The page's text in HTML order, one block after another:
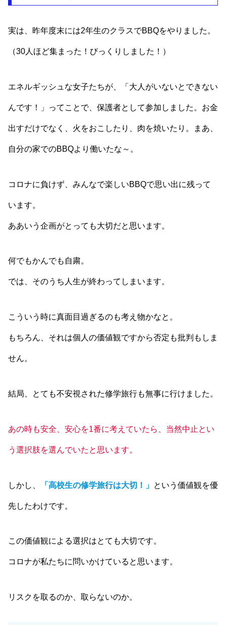
実は、昨年度末には2年生のクラスでBBQをやりました。
（30人ほど集まった！びっくりしました！）
エネルギッシュな女子たちが、「大人がいないとできない
んです！」ってことで、保護者として参加しました。お金
出すだけでなく、火をおこしたり、肉を焼いたり。まあ、
自分の家でのBBQより働いたな～。
コロナに負けず、みんなで楽しいBBQで思い出に残って
います。
ああいう企画がとっても大切だと思います。
何でもかんでも自粛。
では、そのうち人生が終わってしまいます。
こういう時に真面目過ぎるのも考え物かなと。
もちろん、それは個人の価値観ですから否定も批判もしま
せん。
結局、とても不安視された修学旅行も無事に行けました。
あの時も安全、安心を1番に考えていたら、当然中止とい
う選択肢を選んでいたと思います。
しかし、 「高校生の修学旅行は大切！」 という価値観を優
先したわけです。
この価値観による選択はとても大切です。
コロナが私たちに問いかけていると思います。
リスクを取るのか、取らないのか。